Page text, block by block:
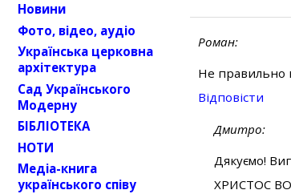
Роман
Не правильно
Відповіcти
Дмитро
Дякуємо!
ХРИСТОС
Новини
Фото, відео, аудіо
Українська церковна
архітектура
Сад Українського
Модерну
БІБЛІОТЕКА
НОТИ
Медіа-книга
українського співу